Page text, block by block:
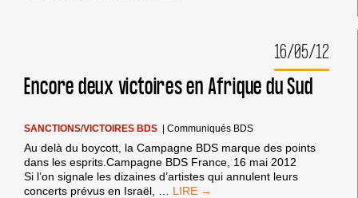
CAMERI
EN
16/05/12
Encore deux victoires en Afrique du Sud
SANCTIONS/VICTOIRES BDS |Communiqués BDS
Au delà du boycott, la Campagne BDS marque des points
dans les esprits.Campagne BDS France, 16 mai 2012
Si l’on signale les dizaines d’artistes qui annulent leurs
concerts prévus en Israël,
ENCORE